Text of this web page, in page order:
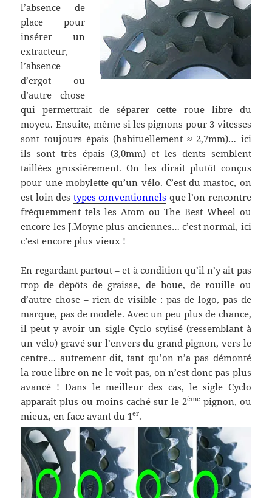
l’absence de
place pour
insérer un
extracteur,
l’absence
d’ergot ou
d’autre chose
qui permettrait de séparer cette roue libre du
moyeu. Ensuite, même si les pignons pour 3 vitesses
sont toujours épais (habituellement ≈ 2,7mm)… ici
ils sont très épais (3,0mm) et les dents semblent
taillées grossièrement. On les dirait plutôt conçus
pour une mobylette qu’un vélo. C’est du mastoc, on
est loin des types conventionnels que l’on rencontre
fréquemment tels les Atom ou The Best Wheel ou
encore les J.Moyne plus anciennes… c’est normal, ici
c’est encore plus vieux !
En regardant partout – et à condition qu’il n’y ait pas
trop de dépôts de graisse, de boue, de rouille ou
d’autre chose – rien de visible : pas de logo, pas de
marque, pas de modèle. Avec un peu plus de chance,
il peut y avoir un sigle Cyclo stylisé (ressemblant à
un vélo) gravé sur l’envers du grand pignon, vers le
centre… autrement dit, tant qu’on n’a pas démonté
la roue libre on ne le voit pas, on n’est donc pas plus
avancé ! Dans le meilleur des cas, le sigle Cyclo
apparaît plus ou moins caché sur le 2èmepignon, ou
mieux, en face avant du 1er.